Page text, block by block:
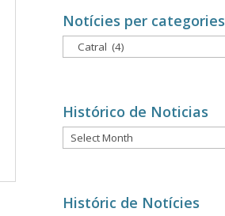
Notícies per categories
Notícies
per
Histórico de Noticias
Histórico
de
Históric de Notícies